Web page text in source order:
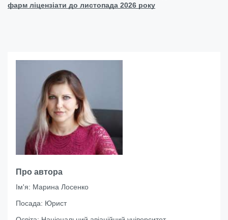
фарм ліцензіати до листопада 2026 року
Про автора
Ім'я: Марина Лосенко
Посада: Юрист